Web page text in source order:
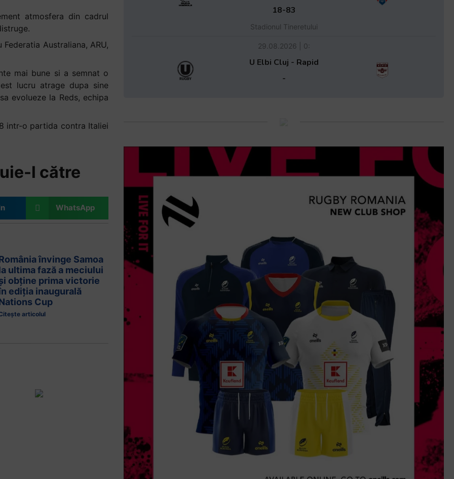
atmosfera din cadrul
Australiana, ARU,
mai bune si a semnat o
lucru atrage dupa sine
evolueze la Reds, echipa
intr-o partida contra Italiei
l către
WhatsApp
învinge Samoa
ultima fază a meciului
obține prima victorie
ediția inaugurală
Cup
articolul
18-83
Stadionul Tineretului
29.08.2026 | 0:
U Elbi Cluj - Rapid
-